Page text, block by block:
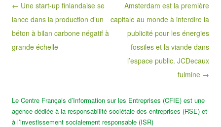
Post navigation
← Une start-up finlandaise se
lance dans la production d’un
béton à bilan carbone négatif à
grande échelle
Amsterdam est la première
capitale au monde à interdire la
publicité pour les énergies
fossiles et la viande dans
l’espace public. JCDecaux
fulmine →
Le Centre Français d’Information sur les Entreprises (CFIE) est une
agence dédiée à la responsabilité sociétale des entreprises (RSE) et
à l’investissement socialement responsable (ISR)